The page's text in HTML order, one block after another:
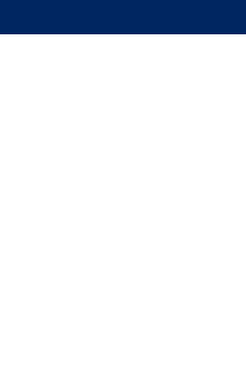
CONTATTI